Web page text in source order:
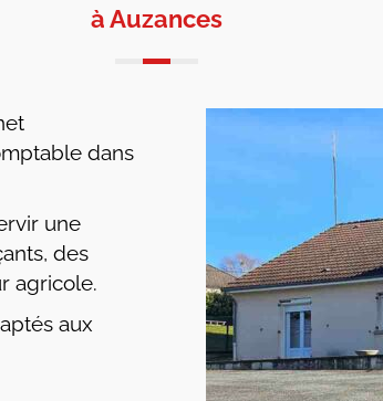
à Auzances
dans
une
des
agricole.
aux